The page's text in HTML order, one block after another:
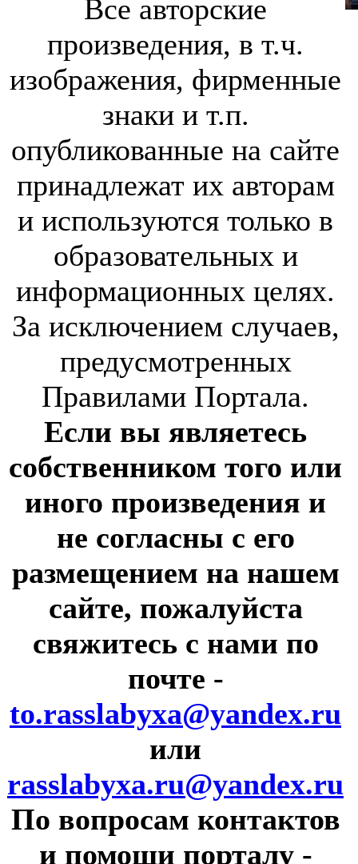
Все авторские
произведения, в т.ч.
изображения, фирменные
знаки и т.п.
опубликованные на сайте
принадлежат их авторам
и используются только в
образовательных и
информационных целях.
За исключением случаев,
предусмотренных
Правилами Портала.
Если вы являетесь
собственником того или
иного произведения и
не согласны с его
размещением на нашем
сайте, пожалуйста
свяжитесь с нами по
почте -
to.rasslabyxa@yandex.ru
или
rasslabyxa.ru@yandex.ru
По вопросам контактов
и помощи порталу -